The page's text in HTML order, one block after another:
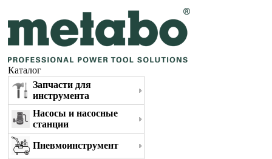
Каталог
Запчасти для
инструмента
Насосы и насосные
станции
Пневмоинструмент